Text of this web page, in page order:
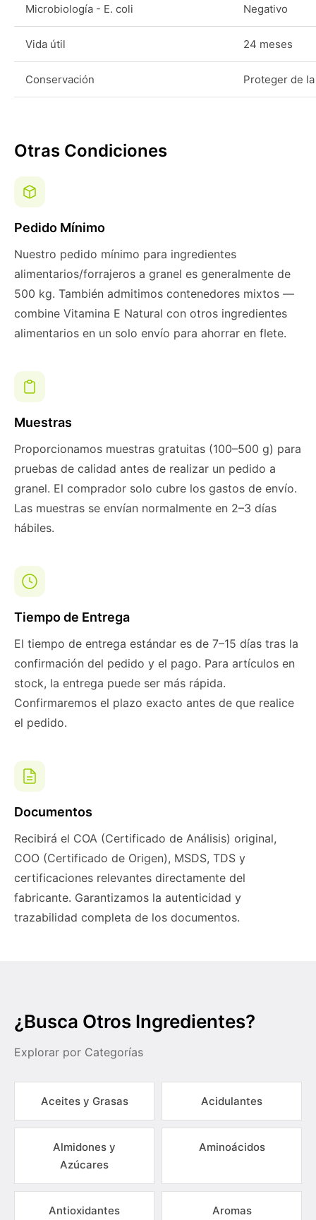
Microbiología - E. coli Negativo
Vida útil 24 meses
Conservación Proteger de
Otras Condiciones
Pedido Mínimo
Nuestro pedido mínimo para ingredientes
alimentarios/forrajeros a granel es generalmente de
500 kg. También admitimos contenedores mixtos —
combine Vitamina E Natural con otros ingredientes
alimentarios en un solo envío para ahorrar en flete.
Muestras
Proporcionamos muestras gratuitas (100–500 g) para
pruebas de calidad antes de realizar un pedido a
granel. El comprador solo cubre los gastos de envío.
Las muestras se envían normalmente en 2–3 días
hábiles.
Tiempo de Entrega
El tiempo de entrega estándar es de 7–15 días tras la
confirmación del pedido y el pago. Para artículos en
stock, la entrega puede ser más rápida.
Confirmaremos el plazo exacto antes de que realice
el pedido.
Documentos
Recibirá el COA (Certificado de Análisis) original,
COO (Certificado de Origen), MSDS, TDS y
certificaciones relevantes directamente del
fabricante. Garantizamos la autenticidad y
trazabilidad completa de los documentos.
¿Busca Otros Ingredientes?
Explorar por Categorías
Aceites y Grasas Acidulantes
Almidones y
Azúcares
Aminoácidos
Antioxidantes Aromas